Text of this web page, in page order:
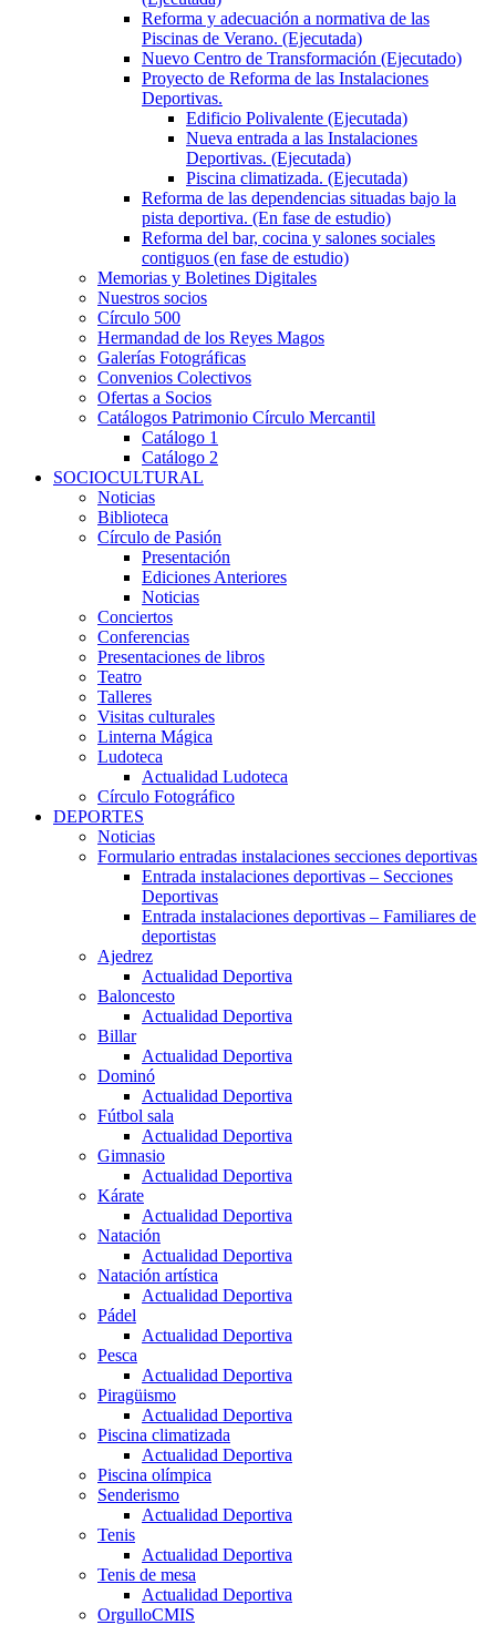
Reforma y adecuación a normativa de las
Piscinas de Verano. (Ejecutada)
Nuevo Centro de Transformación (Ejecutado)
Proyecto de Reforma de las Instalaciones
Deportivas.
Edificio Polivalente (Ejecutada)
Nueva entrada a las Instalaciones
Deportivas. (Ejecutada)
Piscina climatizada. (Ejecutada)
Reforma de las dependencias situadas bajo la
pista deportiva. (En fase de estudio)
Reforma del bar, cocina y salones sociales
contiguos (en fase de estudio)
Memorias y Boletines Digitales
Nuestros socios
Círculo 500
Hermandad de los Reyes Magos
Galerías Fotográficas
Convenios Colectivos
Ofertas a Socios
Catálogos Patrimonio Círculo Mercantil
Catálogo 1
Catálogo 2
SOCIOCULTURAL
Noticias
Biblioteca
Círculo de Pasión
Presentación
Ediciones Anteriores
Noticias
Conciertos
Conferencias
Presentaciones de libros
Teatro
Talleres
Visitas culturales
Linterna Mágica
Ludoteca
Actualidad Ludoteca
Círculo Fotográfico
DEPORTES
Noticias
Formulario entradas instalaciones secciones deportivas
Entrada instalaciones deportivas – Secciones
Deportivas
Entrada instalaciones deportivas – Familiares de
deportistas
Ajedrez
Actualidad Deportiva
Baloncesto
Actualidad Deportiva
Billar
Actualidad Deportiva
Dominó
Actualidad Deportiva
Fútbol sala
Actualidad Deportiva
Gimnasio
Actualidad Deportiva
Kárate
Actualidad Deportiva
Natación
Actualidad Deportiva
Natación artística
Actualidad Deportiva
Pádel
Actualidad Deportiva
Pesca
Actualidad Deportiva
Piragüismo
Actualidad Deportiva
Piscina climatizada
Actualidad Deportiva
Piscina olímpica
Senderismo
Actualidad Deportiva
Tenis
Actualidad Deportiva
Tenis de mesa
Actualidad Deportiva
OrgulloCMIS